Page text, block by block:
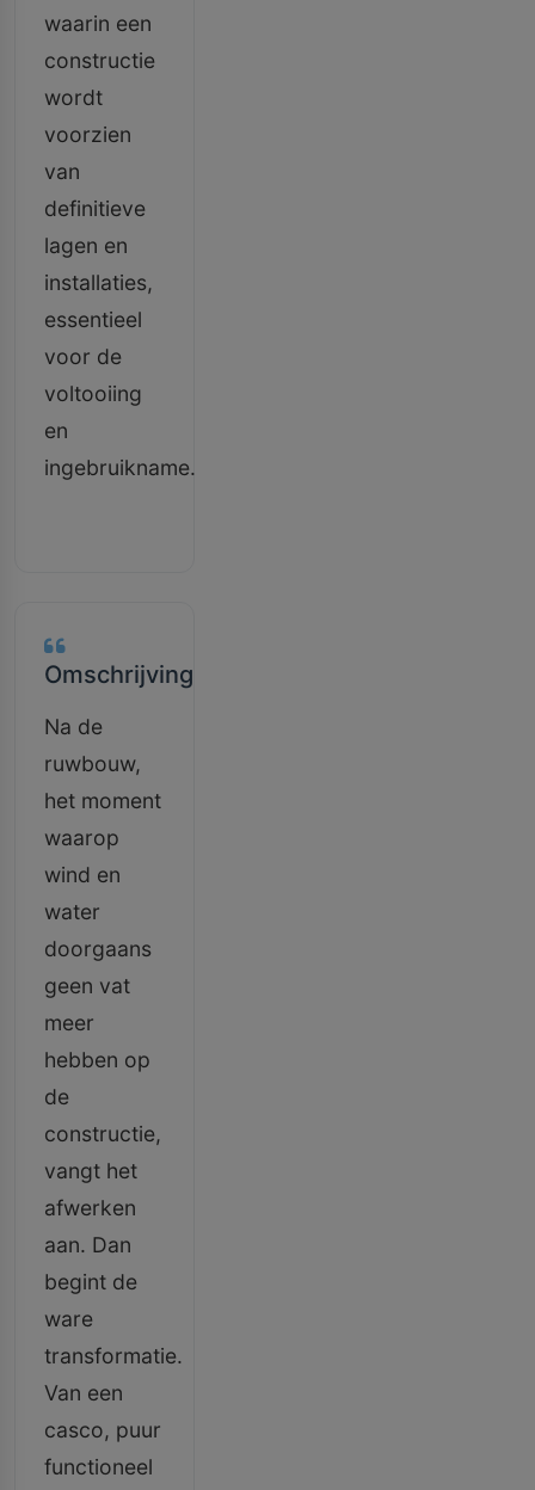
waarin een
constructie
wordt
voorzien
van
definitieve
lagen en
installaties,
essentieel
voor de
voltooiing
en
ingebruikname.
Omschrijving
Na de
ruwbouw,
het moment
waarop
wind en
water
doorgaans
geen vat
meer
hebben op
de
constructie,
vangt het
afwerken
aan. Dan
begint de
ware
transformatie.
Van een
casco, puur
functioneel